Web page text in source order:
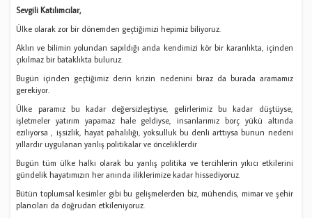
Sevgili Katılımcılar,
Ülke olarak zor bir dönemden geçtiğimizi hepimiz biliyoruz.
Aklın ve bilimin yolundan sapıldığı anda kendimizi kör bir karanlıkta, içinden
çıkılmaz bir bataklıkta buluruz.
Bugün içinden geçtiğimiz derin krizin nedenini biraz da burada aramamız
gerekiyor.
Ülke paramız bu kadar değersizleştiyse, gelirlerimiz bu kadar düştüyse,
işletmeler yatırım yapamaz hale geldiyse, insanlarımız borç yükü altında
eziliyorsa , işsizlik, hayat pahalılığı, yoksulluk bu denli arttıysa bunun nedeni
yıllardır uygulanan yanlış politikalar ve önceliklerdir
Bugün tüm ülke halkı olarak bu yanlış politika ve tercihlerin yıkıcı etkilerini
gündelik hayatımızın her anında iliklerimize kadar hissediyoruz.
Bütün toplumsal kesimler gibi bu gelişmelerden biz, mühendis, mimar ve şehir
plancıları da doğrudan etkileniyoruz.